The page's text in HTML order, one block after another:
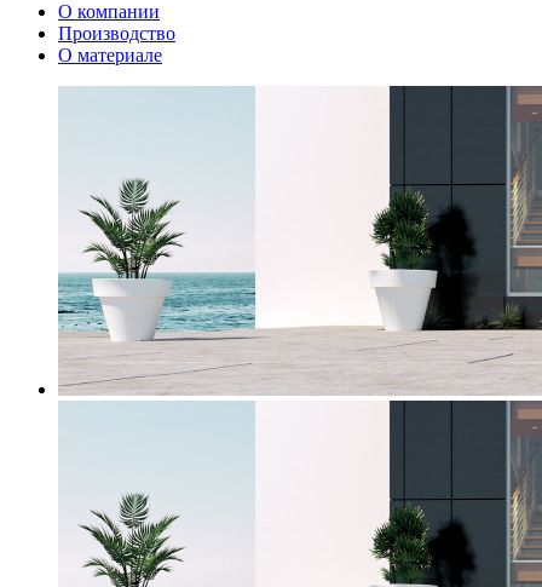
О компании
Производство
О материале